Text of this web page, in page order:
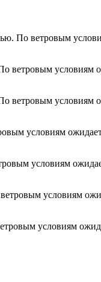
По ветровым
ветровым условиям
ветровым условиям
условиям
условиям
условиям
условиям